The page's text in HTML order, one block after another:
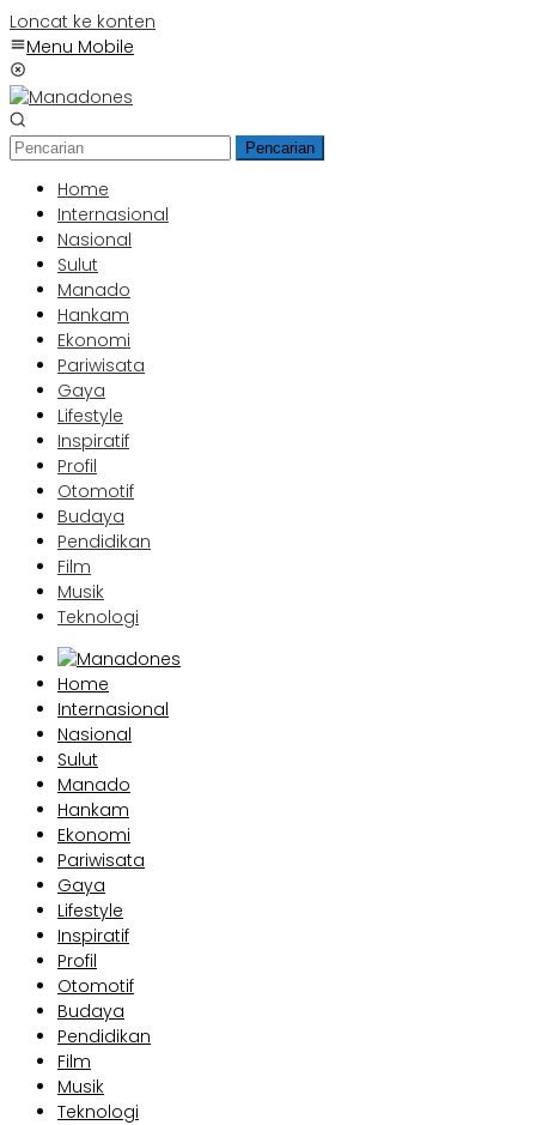
Loncat ke konten
Menu Mobile
Pencarian
Home
Internasional
Nasional
Sulut
Manado
Hankam
Ekonomi
Pariwisata
Gaya
Lifestyle
Inspiratif
Profil
Otomotif
Budaya
Pendidikan
Film
Musik
Teknologi
Home
Internasional
Nasional
Sulut
Manado
Hankam
Ekonomi
Pariwisata
Gaya
Lifestyle
Inspiratif
Profil
Otomotif
Budaya
Pendidikan
Film
Musik
Teknologi